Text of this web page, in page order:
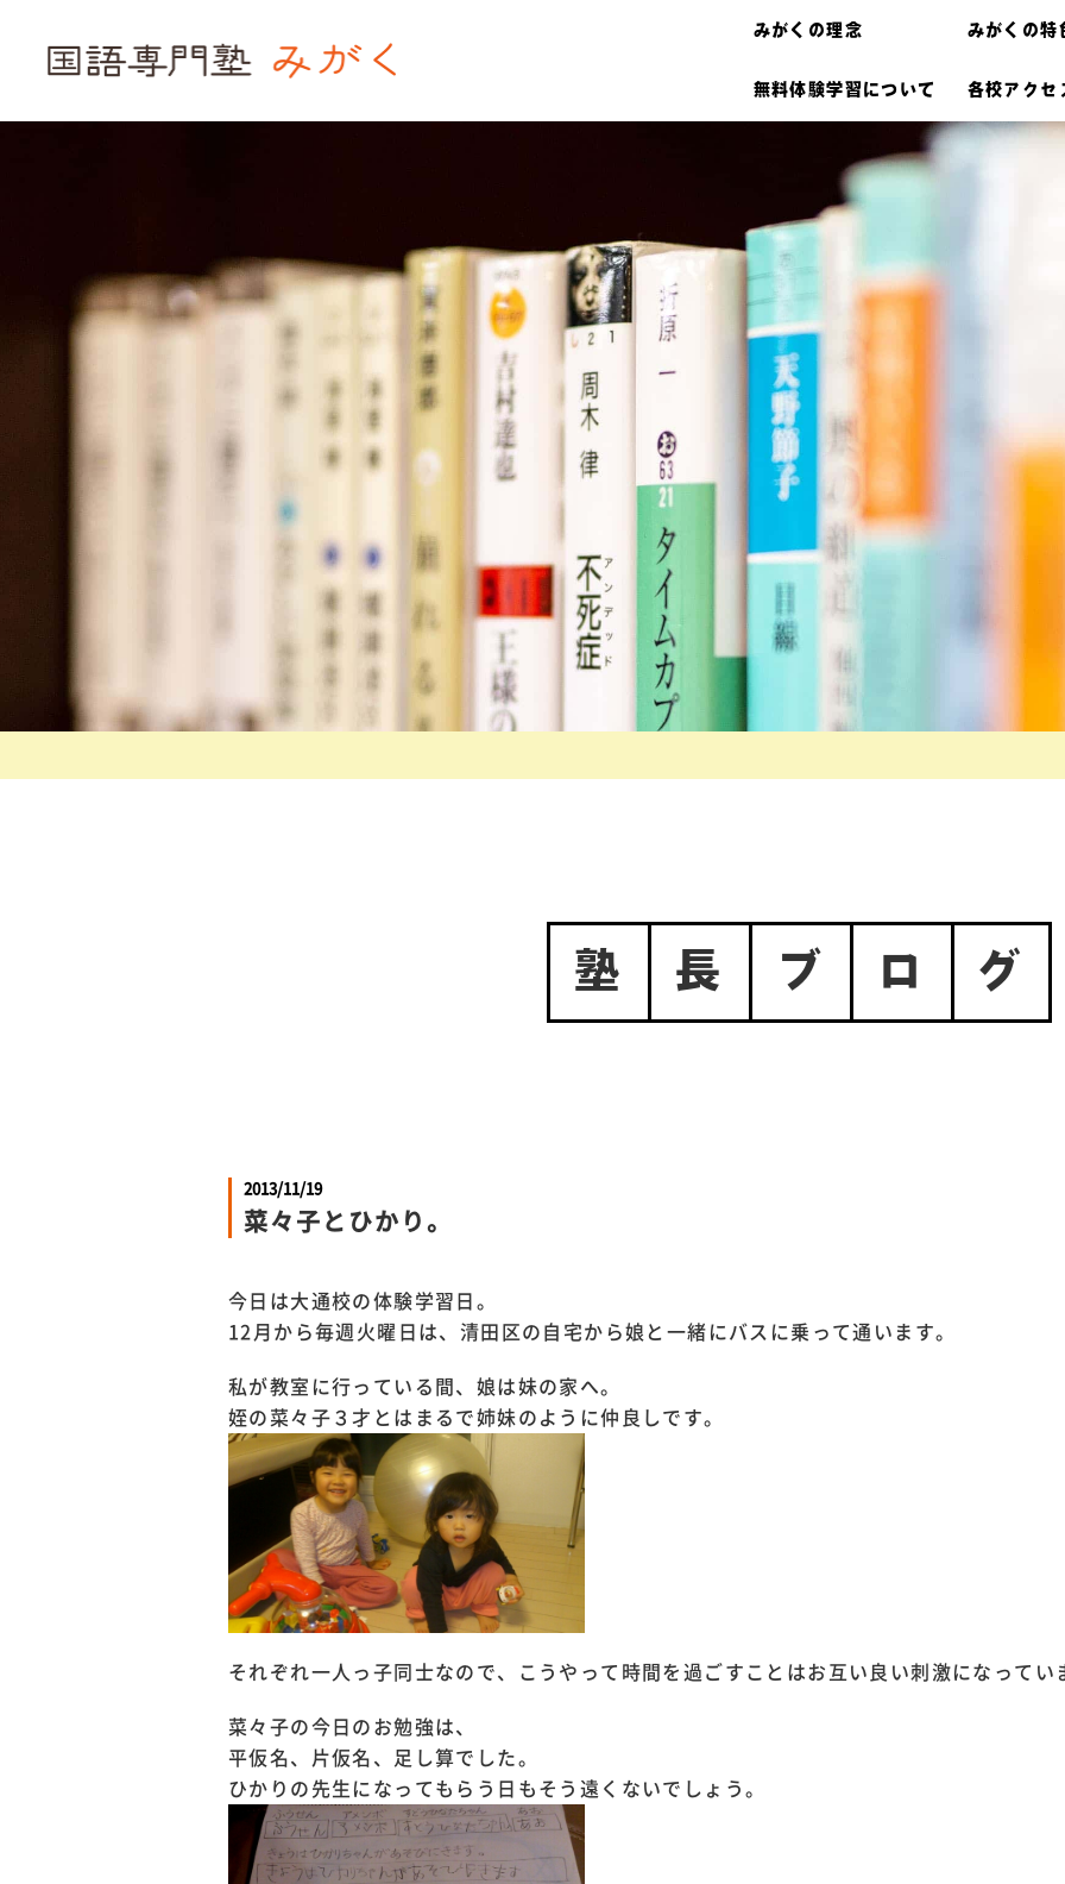
みがくの理念 みがくの特
無料体験学習について 各校アクセ
塾 長 ブ ロ グ
2013/11/19
菜々子とひかり。
今日は大通校の体験学習日。
12月から毎週火曜日は、 清田区の自宅から娘と一緒にバスに乗って通います。
私が教室に行っている間、娘は妹の家へ。
姪の菜々子３才とはまるで姉妹のように仲良しです。
それぞれ一人っ子同士なので、こうやって時間を過ごすことはお互い良い刺激になってい
菜々子の今日のお勉強は、
平仮名、片仮名、足し算でした。
ひかりの先生になってもらう日もそう遠くないでしょう。